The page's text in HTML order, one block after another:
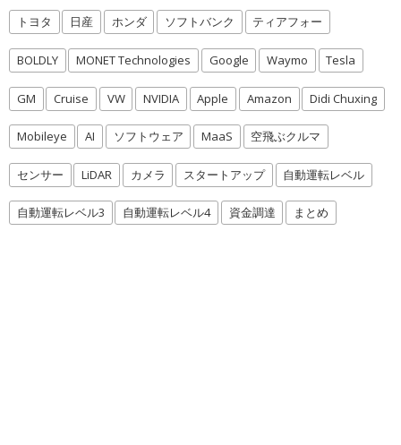
トヨタ 日産 ホンダ ソフトバンク ティアフォー
BOLDLY MONET Technologies Google Waymo Tesla
GM Cruise VW NVIDIA Apple Amazon Didi Chuxing
Mobileye AI ソフトウェア MaaS 空飛ぶクルマ
センサー LiDAR カメラ スタートアップ 自動運転レベル
自動運転レベル3 自動運転レベル4 資金調達 まとめ